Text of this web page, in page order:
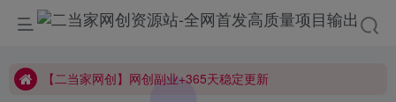
【二当家网创】网创副业+365天稳定更新
【二当家网创】网创副业+365天稳定更新